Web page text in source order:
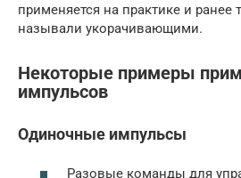
применяется на практике и ранее
называли укорачивающими.
Некоторые примеры
импульсов
Одиночные импульсы
Разовые команды для